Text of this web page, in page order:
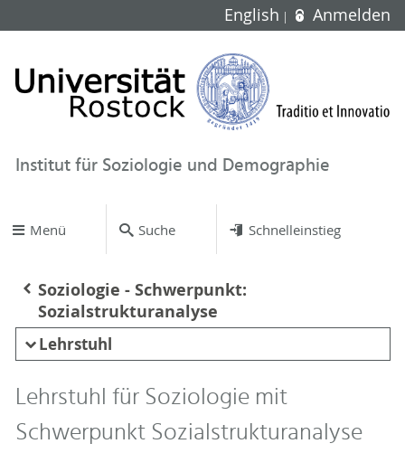
English Anmelden
Institut für Soziologie und Demographie
Menü Suche Schnelleinstieg
Soziologie - Schwerpunkt:
Sozialstrukturanalyse
Lehrstuhl
Lehrstuhl für Soziologie mit
Schwerpunkt Sozialstrukturanalyse